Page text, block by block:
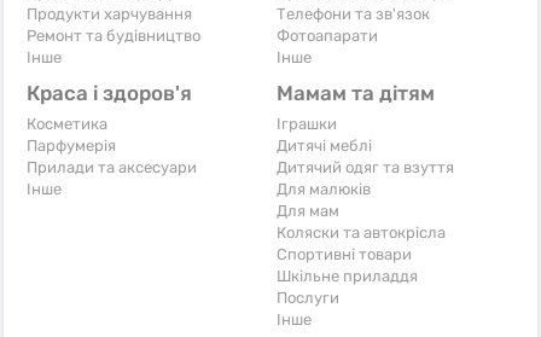
Продукти харчування
Ремонт та будівництво
Iнше
Телефони та зв'язок
Фотоапарати
Iнше
Краса і здоров'я
Косметика
Парфумерія
Прилади та аксесуари
Iнше
Мамам та дітям
Іграшки
Дитячі меблі
Дитячий одяг та взуття
Для малюків
Для мам
Коляски та автокрісла
Спортивні товари
Шкільне приладдя
Послуги
Iнше